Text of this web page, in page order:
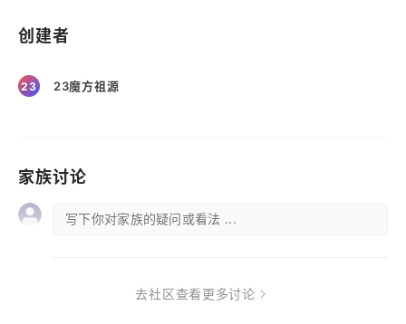
创建者
23 23魔方祖源
家族讨论
写下你对家族的疑问或看法 ...
去社区查看更多讨论